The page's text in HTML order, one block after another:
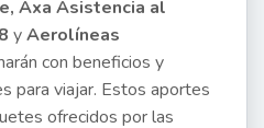
Axa Asistencia al
yAerolíneas
con beneficios y
para viajar. Estos aportes
ofrecidos por las